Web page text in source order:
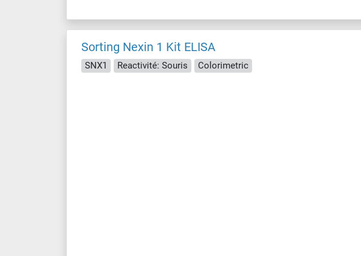
Sorting Nexin 1 Kit ELISA
SNX1 Reactivité: Souris Colorimetric